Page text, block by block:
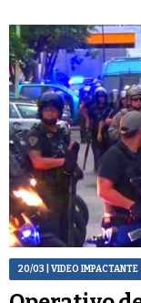
20/03 | VIDEO IMPACTANTE